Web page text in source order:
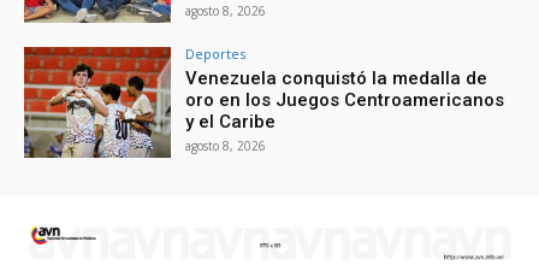
agosto 8, 2026
Deportes
Venezuela conquistó la medalla de
oro en los Juegos Centroamericanos
y el Caribe
agosto 8, 2026